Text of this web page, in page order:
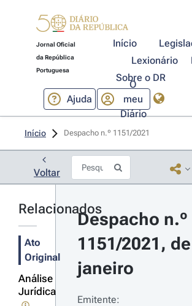
Jornal Oficial
da República
Portuguesa
Início
Lexionário
Sobre o DR
Ajuda
O
meu
Diário
Início Despacho n.º 1151/2021
Voltar
Relacionados
Ato
Original
Análise
Jurídica
Despacho n.º
1151/2021,
janeiro
Emitente: